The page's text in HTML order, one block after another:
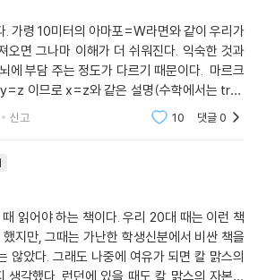
. 가령 10미터의 아마포=W라면와 같이 우리가
오면 그나마 이해가 더 쉬워진다. 익숙한 것과
부담 주는 정도가 다르기 때문이다. 마르크
이므로 x=z와 같은 설명(수학에서는 tran
회적 분업은 상품생산의 필요조건이지만 상
신고 10 댓글0
책이다. 우리 20대 때는 이런 책
지만, 그때는 가난한 학생신분에서 비싼 책을
가 되면 칼 맑스의
도 칼 맑스의 자본론